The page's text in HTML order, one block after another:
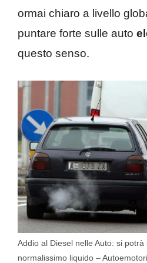
ormai chiaro a livello
puntare forte sulle auto
questo senso.
Addio al Diesel nelle Auto: si
normalissimo liquido –